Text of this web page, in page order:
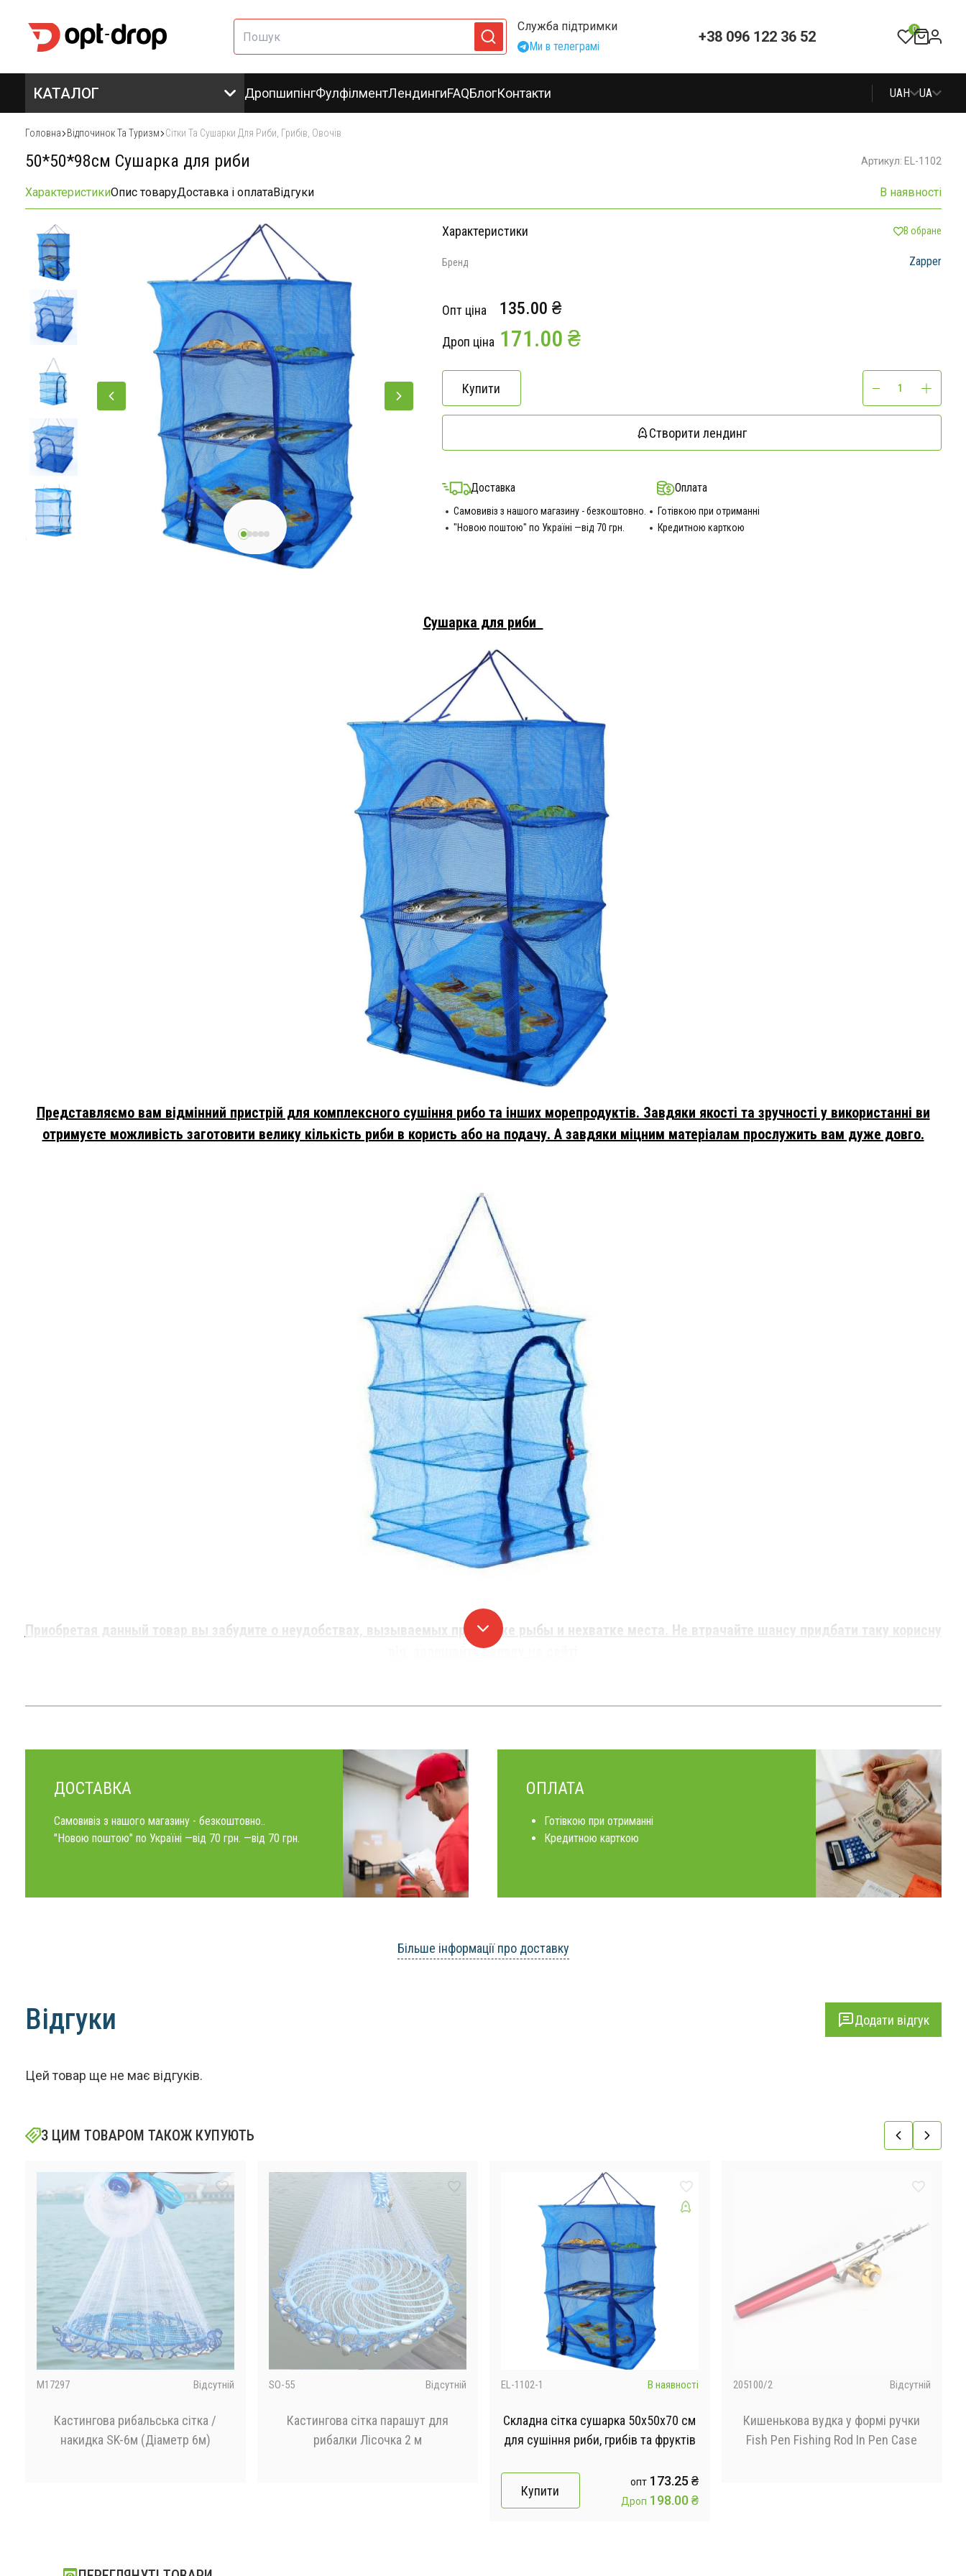
Служба підтримки
Ми в телеграмі
+38 096 122 36 52 0
КАТАЛОГ ДропшипінгФулфілментЛендингиFAQБлогКонтакти UAH UA
Головна Відпочинок Та Туризм Сітки Та Сушарки Для Риби, Грибів, Овочів
50*50*98см Сушарка для риби Артикул: EL-1102
ХарактеристикиОпис товаруДоставка і оплатаВідгуки В наявності
Характеристики В обране
Бренд Zapper
Опт ціна 135.00 ₴
Дроп ціна 171.00 ₴
Купити
Створити лендинг
Доставка
Самовивіз з нашого магазину - безкоштовно.
"Новою поштою" по Україні —від 70 грн.
Оплата
Готівкою при отриманні
Кредитною карткою
Сушарка для риби
Представляємо вам відмінний пристрій для комплексного сушіння рибо та інших морепродуктів. Завдяки якості та зручності у використанні ви
отримуєте можливість заготовити велику кількість риби в користь або на подачу. А завдяки міцним матеріалам прослужить вам дуже довго.
Приобретая данный товар вы забудите о неудобствах, вызываемых при сушке рыбы и нехватке места. Не втрачайте шансу придбати таку корисну
річ, залишайте заявку на сайті
ДОСТАВКА
Самовивіз з нашого магазину - безкоштовно..
"Новою поштою" по Україні —від 70 грн. —від 70 грн.
ОПЛАТА
Готівкою при отриманні
Кредитною карткою
Більше інформації про доставку
Відгуки Додати відгук
Цей товар ще не має відгуків.
З ЦИМ ТОВАРОМ ТАКОЖ КУПУЮТЬ
M17297 Відсутній
Кастингова рибальська сітка /
накидка SK-6м (Діаметр 6м)
SO-55 Відсутній
Кастингова сітка парашут для
рибалки Лісочка 2 м
EL-1102-1 В наявності
Складна сітка сушарка 50х50х70 см
для сушіння риби, грибів та фруктів
Купити
опт173.25 ₴
Дроп 198.00 ₴
205100/2 Відсутній
Кишенькова вудка у формі ручки
Fish Pen Fishing Rod In Pen Case